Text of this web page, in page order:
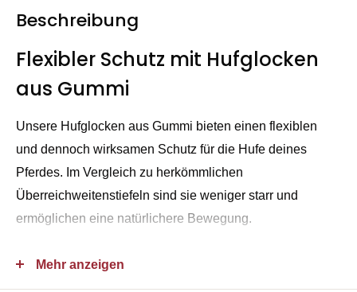
Beschreibung
Flexibler Schutz mit Hufglocken
aus Gummi
Unsere Hufglocken aus Gummi bieten einen flexiblen
und dennoch wirksamen Schutz für die Hufe deines
Pferdes. Im Vergleich zu herkömmlichen
Überreichweitenstiefeln sind sie weniger starr und
ermöglichen eine natürlichere Bewegung.
Naturkautschuk, der sich weich an die Hufe anschmiegt.
Mehr anzeigen